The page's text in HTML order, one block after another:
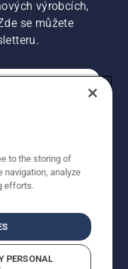
výrobcích,
se můžete
to the storing of
navigation, analyze
efforts.
PERSONAL